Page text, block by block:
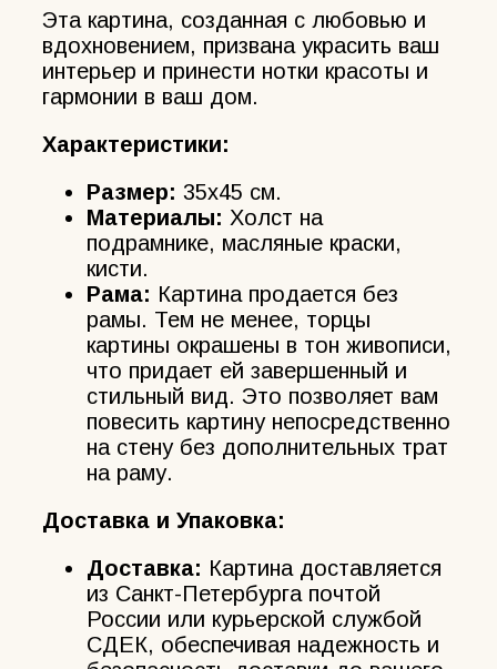
Эта картина, созданная с любовью и
вдохновением, призвана украсить ваш
интерьер и принести нотки красоты и
гармонии в ваш дом.
Характеристики:
Размер: 35х45 см.
Материалы: Холст на
подрамнике, масляные краски,
кисти.
Рама: Картина продается без
рамы. Тем не менее, торцы
картины окрашены в тон живописи,
что придает ей завершенный и
стильный вид. Это позволяет вам
повесить картину непосредственно
на стену без дополнительных трат
на раму.
Доставка и Упаковка:
Доставка: Картина доставляется
из Санкт-Петербурга почтой
России или курьерской службой
СДЕК, обеспечивая надежность и